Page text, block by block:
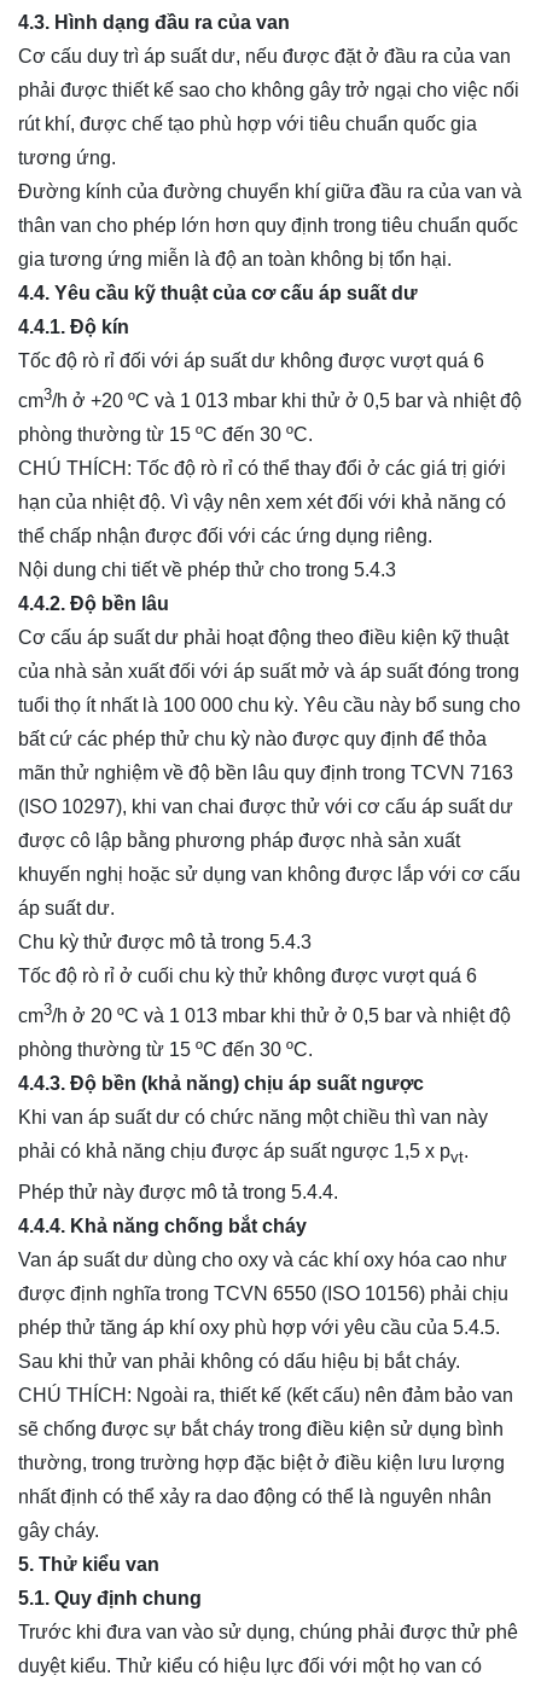
4.3. Hình dạng đầu ra của van
Cơ cấu duy trì áp suất dư, nếu được đặt ở đầu ra của van
phải được thiết kế sao cho không gây trở ngại cho việc nối
rút khí, được chế tạo phù hợp với tiêu chuẩn quốc gia
tương ứng.
Đường kính của đường chuyển khí giữa đầu ra của van và
thân van cho phép lớn hơn quy định trong tiêu chuẩn quốc
gia tương ứng miễn là độ an toàn không bị tổn hại.
4.4. Yêu cầu kỹ thuật của cơ cấu áp suất dư
4.4.1. Độ kín
Tốc độ rò rỉ đối với áp suất dư không được vượt quá 6
cm3/h ở +20 ºC và 1 013 mbar khi thử ở 0,5 bar và nhiệt độ
phòng thường từ 15 ºC đến 30 ºC.
CHÚ THÍCH: Tốc độ rò rỉ có thể thay đổi ở các giá trị giới
hạn của nhiệt độ. Vì vậy nên xem xét đối với khả năng có
thể chấp nhận được đối với các ứng dụng riêng.
Nội dung chi tiết về phép thử cho trong 5.4.3
4.4.2. Độ bền lâu
Cơ cấu áp suất dư phải hoạt động theo điều kiện kỹ thuật
của nhà sản xuất đối với áp suất mở và áp suất đóng trong
tuổi thọ ít nhất là 100 000 chu kỳ. Yêu cầu này bổ sung cho
bất cứ các phép thử chu kỳ nào được quy định để thỏa
mãn thử nghiệm về độ bền lâu quy định trong TCVN 7163
(ISO 10297), khi van chai được thử với cơ cấu áp suất dư
được cô lập bằng phương pháp được nhà sản xuất
khuyến nghị hoặc sử dụng van không được lắp với cơ cấu
áp suất dư.
Chu kỳ thử được mô tả trong 5.4.3
Tốc độ rò rỉ ở cuối chu kỳ thử không được vượt quá 6
cm3/h ở 20 ºC và 1 013 mbar khi thử ở 0,5 bar và nhiệt độ
phòng thường từ 15 ºC đến 30 ºC.
4.4.3. Độ bền (khả năng) chịu áp suất ngược
Khi van áp suất dư có chức năng một chiều thì van này
phải có khả năng chịu được áp suất ngược 1,5 x pvt.
Phép thử này được mô tả trong 5.4.4.
4.4.4. Khả năng chống bắt cháy
Van áp suất dư dùng cho oxy và các khí oxy hóa cao như
được định nghĩa trong TCVN 6550 (ISO 10156) phải chịu
phép thử tăng áp khí oxy phù hợp với yêu cầu của 5.4.5.
Sau khi thử van phải không có dấu hiệu bị bắt cháy.
CHÚ THÍCH: Ngoài ra, thiết kế (kết cấu) nên đảm bảo van
sẽ chống được sự bắt cháy trong điều kiện sử dụng bình
thường, trong trường hợp đặc biệt ở điều kiện lưu lượng
nhất định có thể xảy ra dao động có thể là nguyên nhân
gây cháy.
5. Thử kiểu van
5.1. Quy định chung
Trước khi đưa van vào sử dụng, chúng phải được thử phê
duyệt kiểu. Thử kiểu có hiệu lực đối với một họ van có